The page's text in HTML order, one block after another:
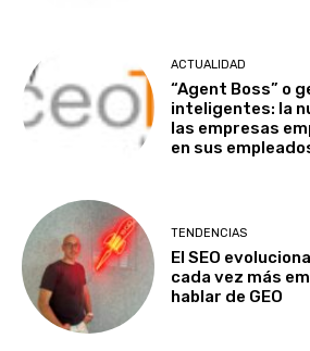
ACTUALIDAD
“Agent Boss” o
inteligentes: la
las empresas
en sus
TENDENCIAS
El SEO
cada vez más
hablar de GEO